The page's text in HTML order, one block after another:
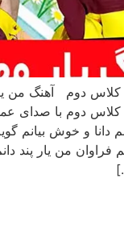
کلاس دوم آهنگ من
کلاس دوم با صدای
دانا و خوش بیانم
فراوان من یار پند